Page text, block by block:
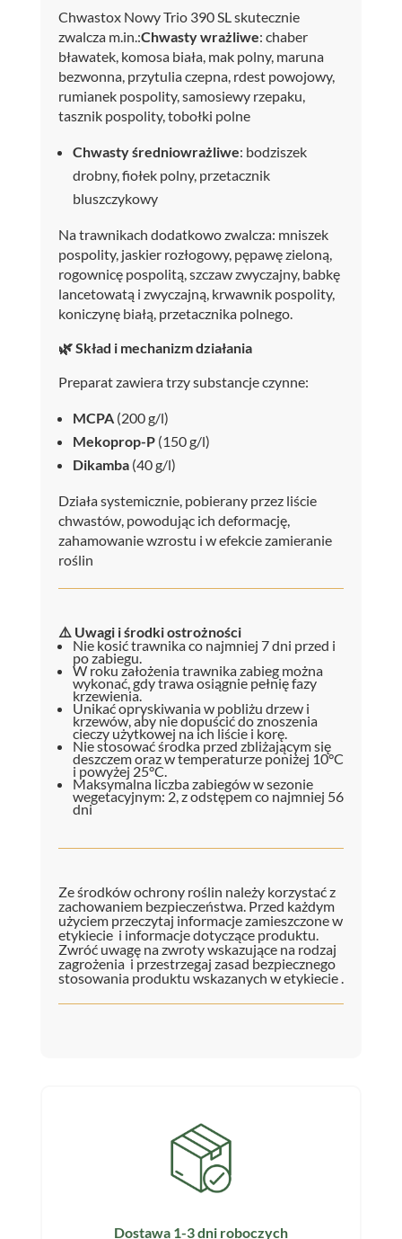
Chwastox Nowy Trio 390 SL skutecznie
zwalcza m.in.:Chwasty wrażliwe: chaber
bławatek, komosa biała, mak polny, maruna
bezwonna, przytulia czepna, rdest powojowy,
rumianek pospolity, samosiewy rzepaku,
tasznik pospolity, tobołki polne
Chwasty średniowrażliwe: bodziszek
drobny, fiołek polny, przetacznik
bluszczykowy
Na trawnikach dodatkowo zwalcza: mniszek
pospolity, jaskier rozłogowy, pępawę zieloną,
rogownicę pospolitą, szczaw zwyczajny, babkę
lancetowatą i zwyczajną, krwawnik pospolity,
koniczynę białą, przetacznika polnego.
🌿 Skład i mechanizm działania
Preparat zawiera trzy substancje czynne:
MCPA(200 g/l)
Mekoprop-P(150 g/l)
Dikamba(40 g/l)
Działa systemicznie, pobierany przez liście
chwastów, powodując ich deformację,
zahamowanie wzrostu i w efekcie zamieranie
roślin
⚠️ Uwagi i środki ostrożności
Nie kosić trawnika co najmniej 7 dni przed i
po zabiegu.
W roku założenia trawnika zabieg można
wykonać, gdy trawa osiągnie pełnię fazy
krzewienia.
Unikać opryskiwania w pobliżu drzew i
krzewów, aby nie dopuścić do znoszenia
cieczy użytkowej na ich liście i korę.
Nie stosować środka przed zbliżającym się
deszczem oraz w temperaturze poniżej 10°C
i powyżej 25°C.
Maksymalna liczba zabiegów w sezonie
wegetacyjnym: 2, z odstępem co najmniej 56
dni
Ze środków ochrony roślin należy korzystać z
zachowaniem bezpieczeństwa. Przed każdym
użyciem przeczytaj informacje zamieszczone w
etykiecie i informacje dotyczące produktu.
Zwróć uwagę na zwroty wskazujące na rodzaj
zagrożenia i przestrzegaj zasad bezpiecznego
stosowania produktu wskazanych w etykiecie .
Dostawa 1-3 dni roboczych